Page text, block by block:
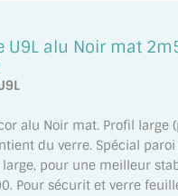
U9L alu Noir mat
alu Noir mat. Profil large
du verre. Spécial
pour une meilleur
Pour sécurit et verre